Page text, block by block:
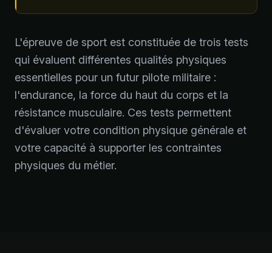
L'épreuve de sport est constituée de trois tests
qui évaluent différentes qualités physiques
essentielles pour un futur pilote militaire :
l'endurance, la force du haut du corps et la
résistance musculaire. Ces tests permettent
d'évaluer votre condition physique générale et
votre capacité à supporter les contraintes
physiques du métier.